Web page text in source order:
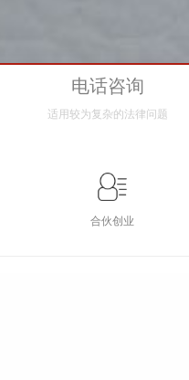
电话咨询
适用较为复杂的法律问题
合伙创业